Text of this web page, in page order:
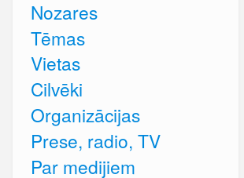
Nozares
Tēmas
Vietas
Cilvēki
Organizācijas
Prese, radio, TV
Par medijiem